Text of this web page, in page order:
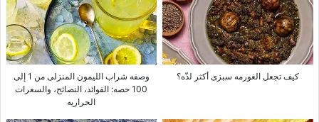
کیف تجعل الغورمه سبزی أکثر لذّه؟
وصفه شراب اللیمون المنزلی من 1 إلى
100 حصه: الفوائد، النصائح، والسعرات
الحراریه